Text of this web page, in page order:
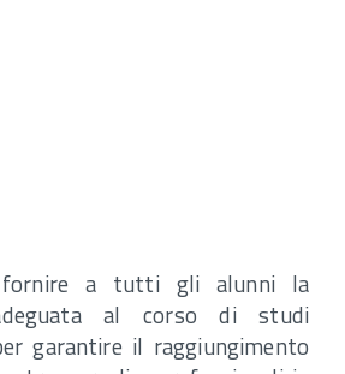
fornire a tutti gli alunni la
al corso di studi
garantire il raggiungimento